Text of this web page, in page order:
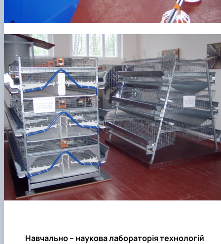
Навчально – наукова лабораторія технологій